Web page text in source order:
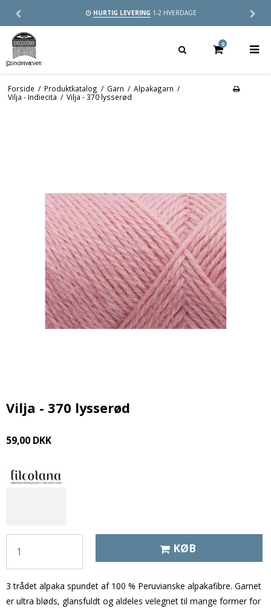
HURTIG LEVERING 1-2 HVERDAGE
0
Forside / Produktkatalog / Garn / Alpakagarn /
Vilja - Indiecita / Vilja - 370 lysserød
Vilja - 370 lysserød
59,00 DKK
KØB
3 trådet alpaka spundet af 100 % Peruvianske alpakafibre. Garnet
er ultra bløds, glansfuldt og aldeles velegnet til mange former for